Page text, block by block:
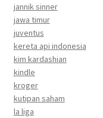
jannik sinner
jawa timur
juventus
kereta api indonesia
kim kardashian
kindle
kroger
kutipan saham
la liga